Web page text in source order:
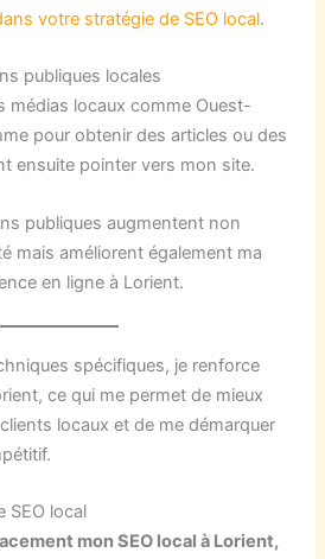
votre stratégie de SEO local.
publiques locales
médias locaux comme Ouest-
pour obtenir des articles ou des
ensuite pointer vers mon site.
publiques augmentent non
mais améliorent également ma
en ligne à Lorient.
spécifiques, je renforce
ce qui me permet de mieux
locaux et de me démarquer
SEO local
mon SEO local à Lorient,